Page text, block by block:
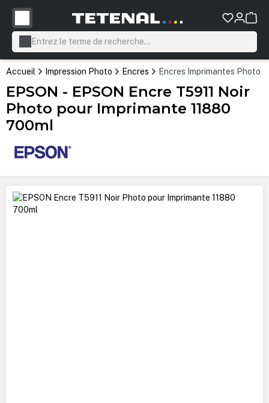
principal
Accueil Impression Photo Encres Encres Imprimantes Photo
EPSON - EPSON Encre T5911 Noir
Photo pour Imprimante 11880
700ml
Ignorer la galerie d'images